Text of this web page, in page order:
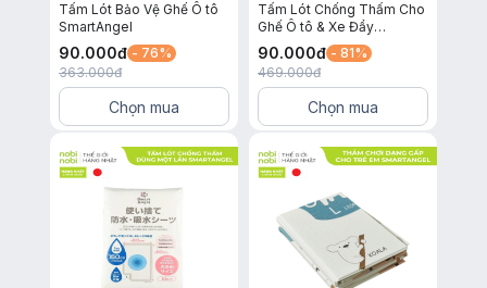
Tấm Lót Bảo Vệ Ghế Ô tô
SmartAngel
90.000đ - 76%
363.000đ
Chọn mua
Tấm Lót Chống Thấm Cho
Ghế Ô tô & Xe Đẩy
SmartAngel
90.000đ - 81%
469.000đ
Chọn mua